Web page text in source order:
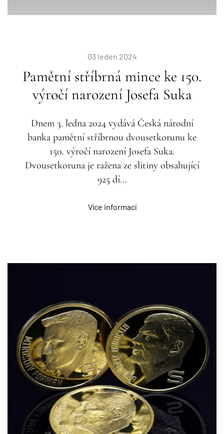
03 leden 2024
Pamětní stříbrná mince ke 150.
výročí narození Josefa Suka
Dnem 3. ledna 2024 vydává Česká národní
banka pamětní stříbrnou dvousetkorunu ke
150. výročí narození Josefa Suka.
Dvousetkoruna je ražena ze slitiny obsahující
925 dí...
Více informací